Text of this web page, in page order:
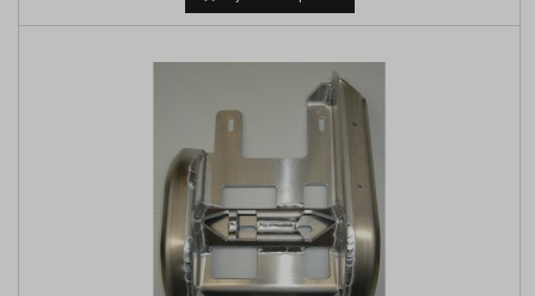
base